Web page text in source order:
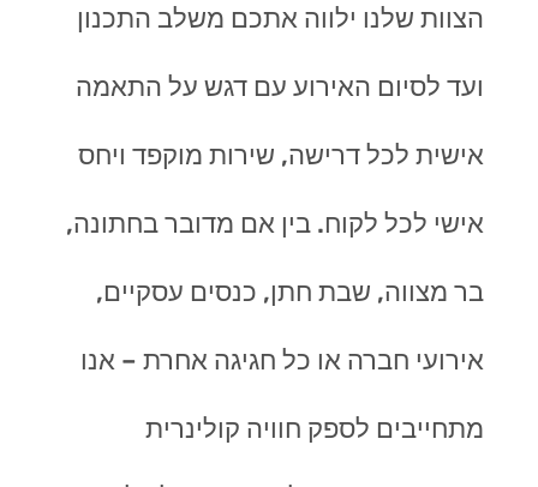
הצוות שלנו ילווה אתכם משלב התכנון
ועד לסיום האירוע עם דגש על התאמה
אישית לכל דרישה, שירות מוקפד ויחס
אישי לכל לקוח. בין אם מדובר בחתונה,
בר מצווה, שבת חתן, כנסים עסקיים,
אירועי חברה או כל חגיגה אחרת – אנו
מתחייבים לספק חוויה קולינרית